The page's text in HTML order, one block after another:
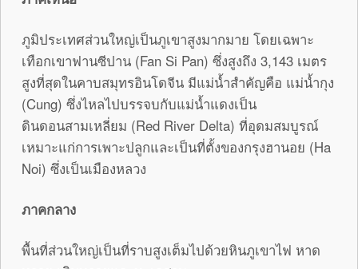
ภูมิประเทศส่วนใหญ่เป็นภูเขาสูงมากมาย โดยเฉพาะ
เทือกเขาฟานซีปาน (Fan Si Pan) ซึ่งสูงถึง 3,143 เมตร
สูงที่สุดในคาบสมุทรอินโดจีน มีแม่น้ำสำคัญคือ แม่น้ำกุง
(Cung) ซึ่งไหลไปบรรจบกับแม่น้ำแดงเป็น
ดินดอนสามเหลี่ยม (Red River Delta) ที่อุดมสมบูรณ์
เหมาะแก่การเพาะปลูกและเป็นที่ตั้งของกรุงฮานอย (Ha
Noi) ซึ่งเป็นเมืองหลวง
ภาคกลาง
พื้นที่ส่วนใหญ่เป็นที่ราบสูงเต็มไปด้วยหินภูเขาไฟ หาด